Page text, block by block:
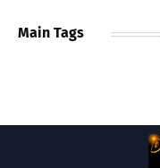
Main Tags